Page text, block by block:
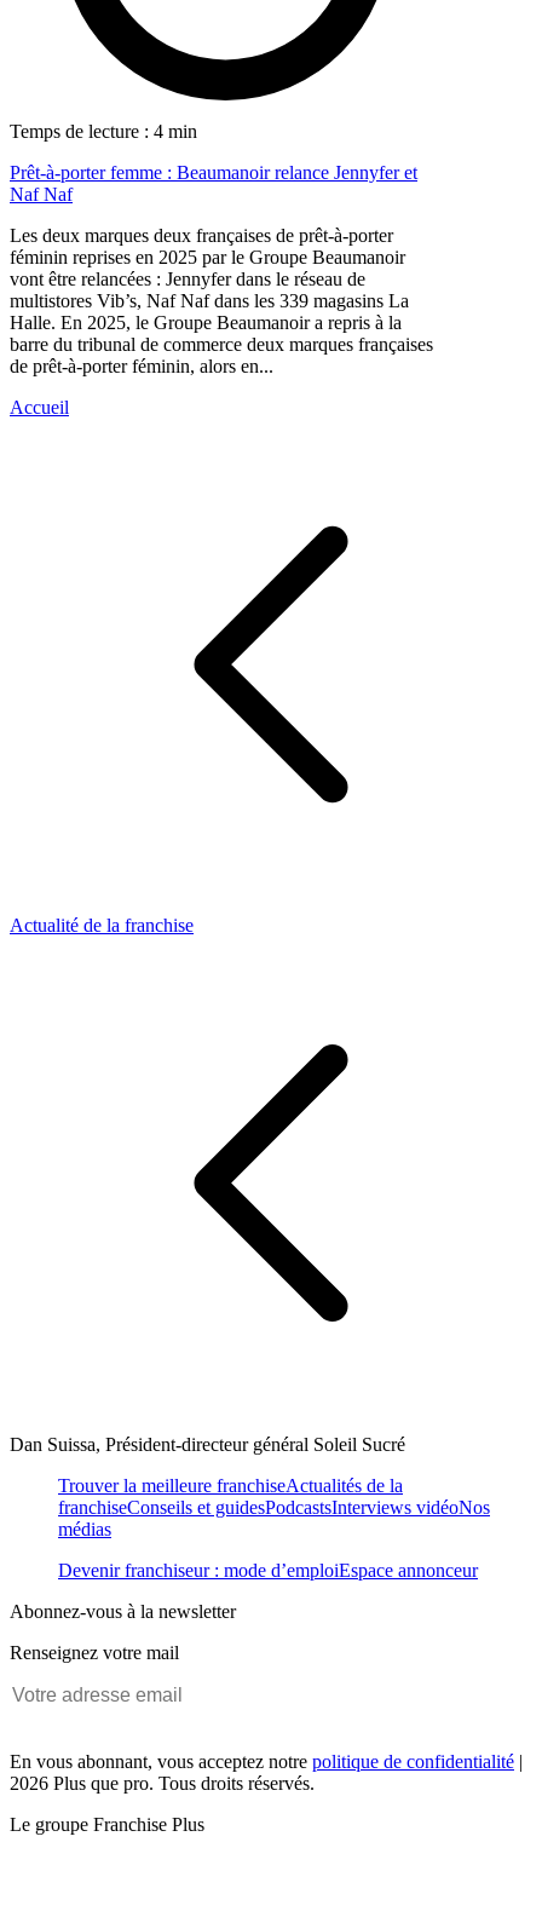
Temps de lecture : 4 min
Prêt-à-porter femme : Beaumanoir relance Jennyfer et
Naf Naf
Les deux marques deux françaises de prêt-à-porter
féminin reprises en 2025 par le Groupe Beaumanoir
vont être relancées : Jennyfer dans le réseau de
multistores Vib’s, Naf Naf dans les 339 magasins La
Halle. En 2025, le Groupe Beaumanoir a repris à la
barre du tribunal de commerce deux marques françaises
de prêt-à-porter féminin, alors en...
Accueil
Actualité de la franchise
Dan Suissa, Président-directeur général Soleil Sucré
Trouver la meilleure franchiseActualités de la
franchiseConseils et guidesPodcastsInterviews vidéoNos
médias
Devenir franchiseur : mode d’emploiEspace annonceur
Abonnez-vous à la newsletter
Renseignez votre mail
En vous abonnant, vous acceptez notre politique de confidentialité |
2026 Plus que pro. Tous droits réservés.
Le groupe Franchise Plus